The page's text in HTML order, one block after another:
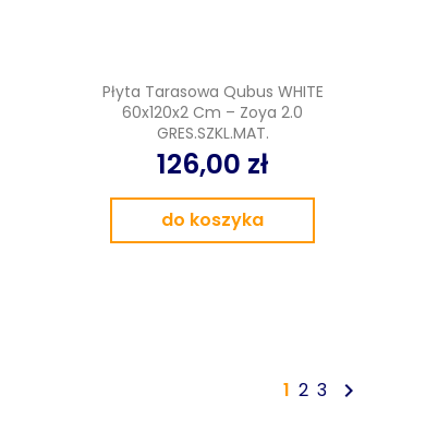
Płyta Tarasowa Qubus WHITE
60x120x2 Cm – Zoya 2.0
GRES.SZKL.MAT.
126,00 zł
do koszyka
1 2 3 